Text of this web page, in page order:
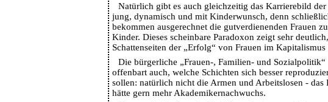
Natürlich gibt es auch gleichzeitig das Karrierebild der
jung, dynamisch und mit Kinderwunsch, denn
bekommen ausgerechnet die gutverdienenden Frauen
Kinder. Dieses scheinbare Paradoxon zeigt sehr
Schattenseiten der „Erfolg“ von Frauen im Kapitalismus
Die bürgerliche „Frauen-, Familien- und Sozialpolitik“
offenbart auch, welche Schichten sich besser
sollen: natürlich nicht die Armen und Arbeitslosen - das
hätte gern mehr Akademikernachwuchs.